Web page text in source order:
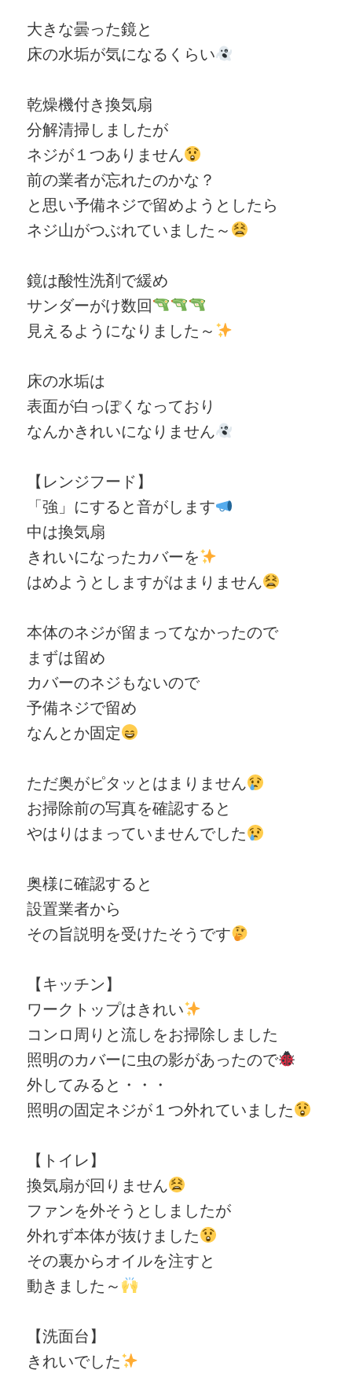
大きな曇った鏡と
床の水垢が気になるくらい
乾燥機付き換気扇
分解清掃しましたが
ネジが１つありません
前の業者が忘れたのかな？
と思い予備ネジで留めようとしたら
ネジ山がつぶれていました～
鏡は酸性洗剤で緩め
サンダーがけ数回
見えるようになりました～
床の水垢は
表面が白っぽくなっており
なんかきれいになりません
【レンジフード】
「強」にすると音がします
中は換気扇
きれいになったカバーを
はめようとしますがはまりません
本体のネジが留まってなかったので
まずは留め
カバーのネジもないので
予備ネジで留め
なんとか固定
ただ奥がピタッとはまりません
お掃除前の写真を確認すると
やはりはまっていませんでした
奥様に確認すると
設置業者から
その旨説明を受けたそうです
【キッチン】
ワークトップはきれい
コンロ周りと流しをお掃除しました
照明のカバーに虫の影があったので
外してみると・・・
照明の固定ネジが１つ外れていました
【トイレ】
換気扇が回りません
ファンを外そうとしましたが
外れず本体が抜けました
その裏からオイルを注すと
動きました～
【洗面台】
きれいでした